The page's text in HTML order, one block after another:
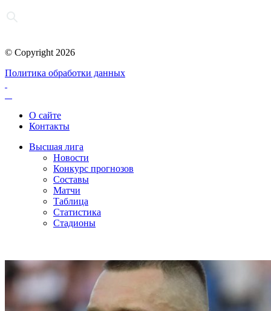
© Copyright 2026
Политика обработки данных
О сайте
Контакты
Высшая лига
Новости
Конкурс прогнозов
Составы
Матчи
Таблица
Статистика
Стадионы